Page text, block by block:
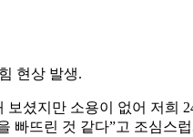
현상 발생.
셨지만 소용이 없어 저희
빠뜨린 것 같다”고 조심스럽